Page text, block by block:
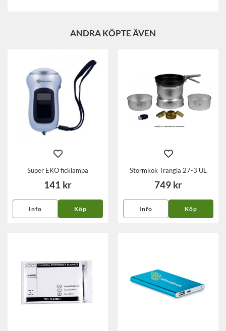
ANDRA KÖPTE ÄVEN
Super EKO ficklampa
141 kr
Info Köp
Stormkök Trangia 27-3 UL
749 kr
Info Köp